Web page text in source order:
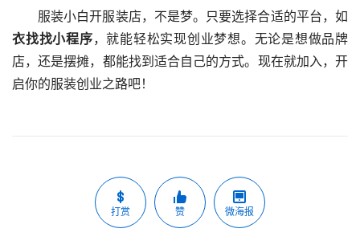
服装小白开服装店，不是梦。只要选择合适的平台，如
衣找找小程序，就能轻松实现创业梦想。无论是想做品牌
店，还是摆摊，都能找到适合自己的方式。现在就加入，开
启你的服装创业之路吧！
打赏 赞 微海报